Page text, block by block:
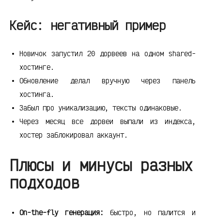
Кейс: негативный пример
Новичок запустил 20 дорвеев на одном shared-
хостинге.
Обновление делал вручную через панель
хостинга.
Забыл про уникализацию, тексты одинаковые.
Через месяц все дорвеи выпали из индекса,
хостер заблокировал аккаунт.
Плюсы и минусы разных
подходов
On-the-fly генерация: быстро, но палится и